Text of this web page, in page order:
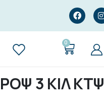
0
3 ΚΙΛ ΚΤΨ